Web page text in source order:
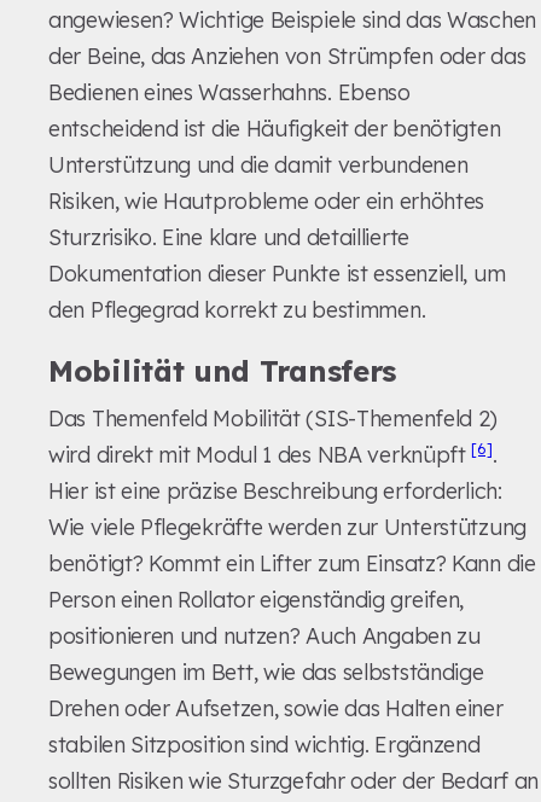
angewiesen? Wichtige Beispiele sind das Waschen
der Beine, das Anziehen von Strümpfen oder das
Bedienen eines Wasserhahns. Ebenso
entscheidend ist die Häufigkeit der benötigten
Unterstützung und die damit verbundenen
Risiken, wie Hautprobleme oder ein erhöhtes
Sturzrisiko. Eine klare und detaillierte
Dokumentation dieser Punkte ist essenziell, um
den Pflegegrad korrekt zu bestimmen.
Mobilität und Transfers
Das Themenfeld Mobilität (SIS-Themenfeld 2)
wird direkt mit Modul 1 des NBA verknüpft[6].
Hier ist eine präzise Beschreibung erforderlich:
Wie viele Pflegekräfte werden zur Unterstützung
benötigt? Kommt ein Lifter zum Einsatz? Kann die
Person einen Rollator eigenständig greifen,
positionieren und nutzen? Auch Angaben zu
Bewegungen im Bett, wie das selbstständige
Drehen oder Aufsetzen, sowie das Halten einer
stabilen Sitzposition sind wichtig. Ergänzend
sollten Risiken wie Sturzgefahr oder der Bedarf an